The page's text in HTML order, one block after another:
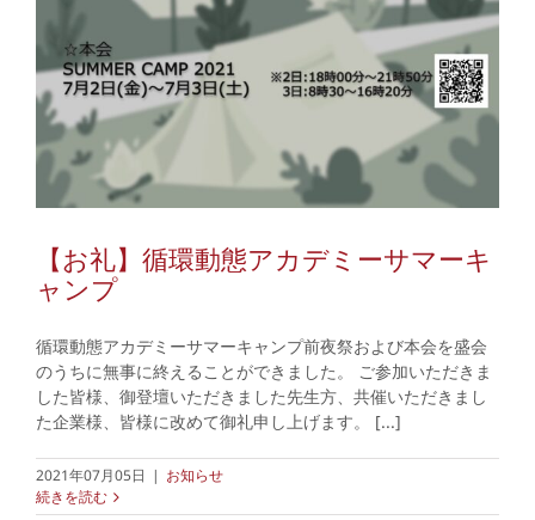
【お礼】循環動態アカデミーサマーキ
ャンプ
循環動態アカデミーサマーキャンプ前夜祭および本会を盛会
のうちに無事に終えることができました。 ご参加いただきま
した皆様、御登壇いただきました先生方、共催いただきまし
た企業様、皆様に改めて御礼申し上げます。 [...]
2021年07月05日 | お知らせ
続きを読む